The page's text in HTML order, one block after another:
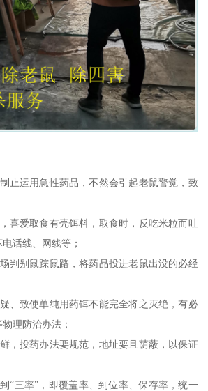
止运用急性药品，不然会引起老鼠警觉，致
喜爱取食有壳饵料，取食时，反吃米粒而吐
话线、网线等；
判别鼠踪鼠路，将药品投进老鼠出没的必经
、致使单纯用药饵不能完全将之灭绝，有必
理防治办法；
，投药办法要规范，地址要且荫蔽，以保证
“三率”，即覆盖率、到位率、保存率，统一